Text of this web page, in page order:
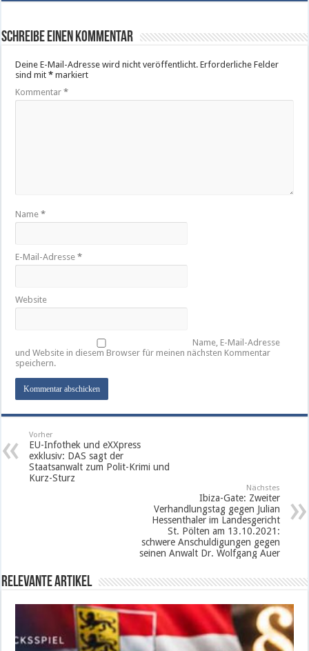
Schreibe einen Kommentar
Deine E-Mail-Adresse wird nicht veröffentlicht. Erforderliche Felder
sind mit* markiert
Kommentar*
Name*
E-Mail-Adresse*
Website
Name, E-Mail-Adresse
und Website in diesem Browser für meinen nächsten Kommentar
speichern.
Vorher
EU-Infothek und eXXpress
exklusiv: DAS sagt der
Staatsanwalt zum Polit-Krimi und
Kurz-Sturz
Nächstes
Ibiza-Gate: Zweiter
Verhandlungstag gegen Julian
Hessenthaler im Landesgericht
St. Pölten am 13.10.2021:
schwere Anschuldigungen gegen
seinen Anwalt Dr. Wolfgang Auer
Relevante Artikel